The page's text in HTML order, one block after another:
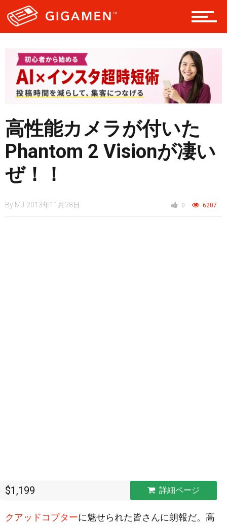
ギア
レジャー
ヘルス・健康
スタイル
高性能カメラが付いた
Phantom 2 Visionが凄い
ぜ！！
By MJ 2013年11月28日 0 6207
$1,199 詳細ページ
クアッドコプターに魅せられた皆さんに朗報だ。高